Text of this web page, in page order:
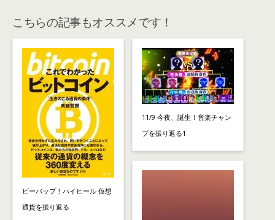
こちらの記事もオススメです！
ビーバップ！ハイヒール 仮想
通貨を振り返る
11/9 今夜、誕生！音楽チャン
プを振り返る1